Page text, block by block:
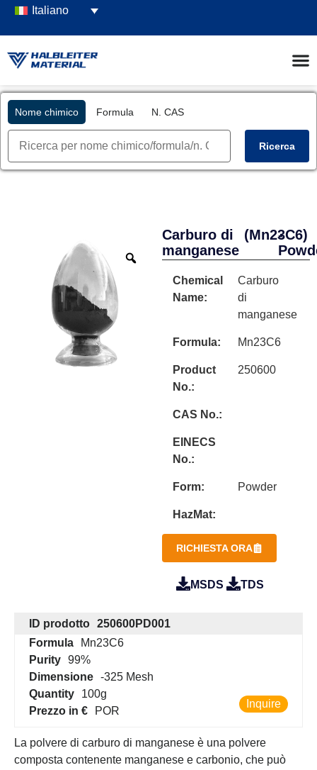
Italiano
Nome chimico Formula N. CAS
Ricerca
Carburo di
manganese
(Mn23C6)
-
Chemical
Name:
Carburo
di
manganese
Formula: Mn23C6
Product
No.:
250600
CAS No.:
EINECS
No.:
Form: Powder
HazMat:
RICHIESTA ORA
MSDS TDS
ID prodotto 250600PD001
Formula
Mn23C6
Purity 99%
Dimensione -325 Mesh
Quantity
100g
Prezzo in €
POR
Inquire
La polvere di carburo di manganese è una polvere
composta contenente manganese e carbonio, che può